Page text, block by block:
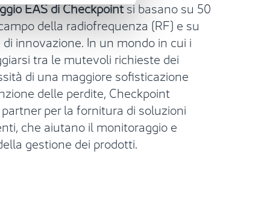
EAS di Checkpointsi basano su 50
della radiofrequenza (RF) e su
innovazione. In un mondo in cui i
tra le mutevoli richieste dei
di una maggiore sofisticazione
delle perdite, Checkpoint
per la fornitura di soluzioni
che aiutano il monitoraggio e
gestione dei prodotti.